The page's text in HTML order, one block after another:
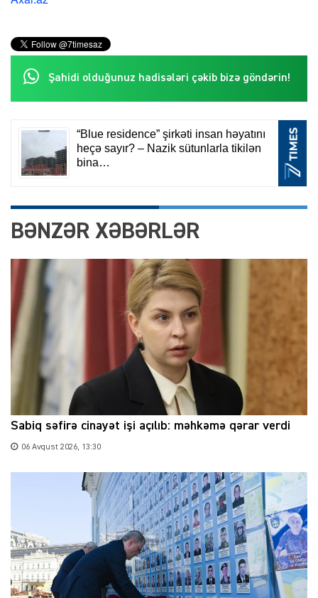
Şahidi olduğunuz hadisələri çəkib bizə göndərin!
BƏNZƏR XƏBƏRLƏR
Sabiq səfirə cinayət işi açılıb: məhkəmə qərar verdi
06 Avqust 2026, 13:30